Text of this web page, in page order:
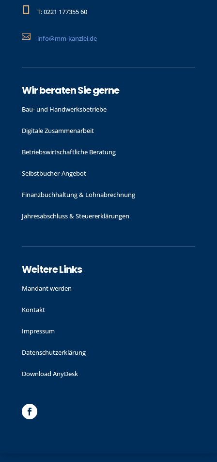
T: 0221 177355 60
 info@mm-kanzlei.de
Wir beraten Sie gerne
Bau- und Handwerks­betriebe
Digitale Zusammenarbeit
Betriebswirtschaftliche Beratung
Selbstbucher-Angebot
Finanzbuchhaltung & Lohnabrechnung
Jahres­abschluss & Steuer­erklärungen
Weitere Links
Mandant werden
Kontakt
Impressum
Datenschutzerklärung
Download AnyDesk